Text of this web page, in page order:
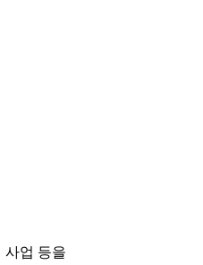
사업 등을